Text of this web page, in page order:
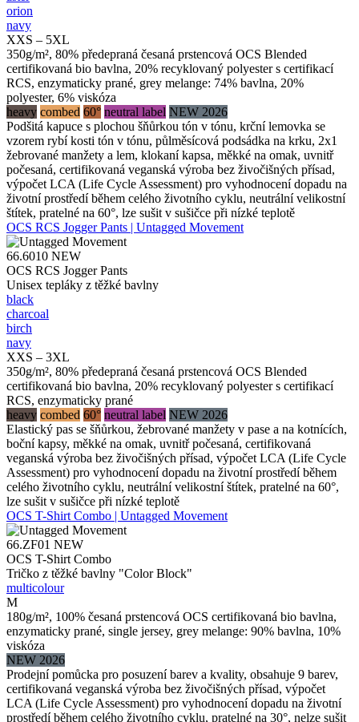
orion
navy
XXS – 5XL
350g/m², 80% předepraná česaná prstencová OCS Blended
certifikovaná bio bavlna, 20% recyklovaný polyester s certifikací
RCS, enzymaticky prané, grey melange: 74% bavlna, 20%
polyester, 6% viskóza
heavy combed 60° neutral label NEW 2026
Podšitá kapuce s plochou šňůrkou tón v tónu, krční lemovka se
vzorem rybí kosti tón v tónu, půlměsícová podsádka na krku, 2x1
žebrované manžety a lem, klokaní kapsa, měkké na omak, uvnitř
počesaná, certifikovaná veganská výroba bez živočišných přísad,
výpočet LCA (Life Cycle Assessment) pro vyhodnocení dopadu na
životní prostředí během celého životního cyklu, neutrální velikostní
štítek, pratelné na 60°, lze sušit v sušičce při nízké teplotě
OCS RCS Jogger Pants | Untagged Movement
66.6010 NEW
OCS RCS Jogger Pants
Unisex tepláky z těžké bavlny
black
charcoal
birch
navy
XXS – 3XL
350g/m², 80% předepraná česaná prstencová OCS Blended
certifikovaná bio bavlna, 20% recyklovaný polyester s certifikací
RCS, enzymaticky prané
heavy combed 60° neutral label NEW 2026
Elastický pas se šňůrkou, žebrované manžety v pase a na kotnících,
boční kapsy, měkké na omak, uvnitř počesaná, certifikovaná
veganská výroba bez živočišných přísad, výpočet LCA (Life Cycle
Assessment) pro vyhodnocení dopadu na životní prostředí během
celého životního cyklu, neutrální velikostní štítek, pratelné na 60°,
lze sušit v sušičce při nízké teplotě
OCS T-Shirt Combo | Untagged Movement
66.ZF01 NEW
OCS T-Shirt Combo
Tričko z těžké bavlny "Color Block"
multicolour
M
180g/m², 100% česaná prstencová OCS certifikovaná bio bavlna,
enzymaticky prané, single jersey, grey melange: 90% bavlna, 10%
viskóza
NEW 2026
Prodejní pomůcka pro posuzení barev a kvality, obsahuje 9 barev,
certifikovaná veganská výroba bez živočišných přísad, výpočet
LCA (Life Cycle Assessment) pro vyhodnocení dopadu na životní
prostředí během celého životního cyklu, pratelné na 30°, nelze sušit